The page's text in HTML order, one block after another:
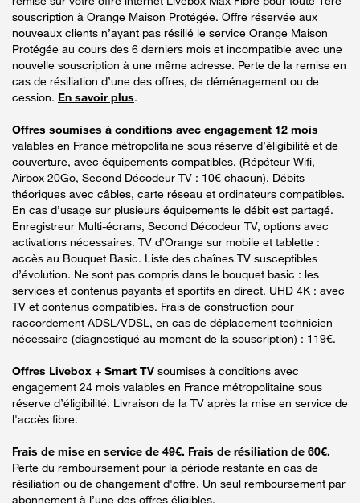
souscription à Orange Maison Protégée. Offre réservée aux
nouveaux clients n’ayant pas résilié le service Orange Maison
Protégée au cours des 6 derniers mois et incompatible avec une
nouvelle souscription à une même adresse. Perte de la remise en
cas de résiliation d’une des offres, de déménagement ou de
cession. En savoir plus.
Offres soumises à conditions avec engagement 12 mois
valables en France métropolitaine sous réserve d’éligibilité et de
couverture, avec équipements compatibles. (Répéteur Wifi,
Airbox 20Go, Second Décodeur TV : 10€ chacun). Débits
théoriques avec câbles, carte réseau et ordinateurs compatibles.
En cas d’usage sur plusieurs équipements le débit est partagé.
Enregistreur Multi-écrans, Second Décodeur TV, options avec
activations nécessaires. TV d’Orange sur mobile et tablette :
accès au Bouquet Basic. Liste des chaînes TV susceptibles
d’évolution. Ne sont pas compris dans le bouquet basic : les
services et contenus payants et sportifs en direct. UHD 4K : avec
TV et contenus compatibles. Frais de construction pour
raccordement ADSL/VDSL, en cas de déplacement technicien
nécessaire (diagnostiqué au moment de la souscription) : 119€.
Offres Livebox + Smart TV soumises à conditions avec
engagement 24 mois valables en France métropolitaine sous
réserve d’éligibilité. Livraison de la TV après la mise en service de
l'accès fibre.
Frais de mise en service de 49€. Frais de résiliation de 60€.
Perte du remboursement pour la période restante en cas de
résiliation ou de changement d'offre. Un seul remboursement par
abonnement à l’une des offres éligibles.